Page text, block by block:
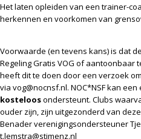
Het laten opleiden van een trainer-
herkennen en voorkomen van
Voorwaarde (en tevens kans) is dat
Regeling Gratis VOG of aantoonbaar
heeft dit te doen door een verzoek
via vog@nocnsf.nl. NOC*NSF kan
kosteloosondersteunt. Clubs
ouder zijn, zijn uitgezonderd van
Benader verenigingsondersteuner
t.lemstra@stimenz.nl